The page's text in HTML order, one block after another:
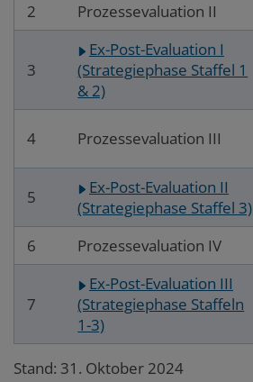
2
Prozessevaluation II
3
Ex-Post-Evaluation I
(Strategiephase Staffel 1
& 2)
4 Prozessevaluation III
5
Ex-Post-Evaluation II
(Strategiephase Staffel 3)
6 Prozessevaluation IV
7
Ex-Post-Evaluation III
(Strategiephase Staffeln
1-3)
Stand: 31. Oktober 2024